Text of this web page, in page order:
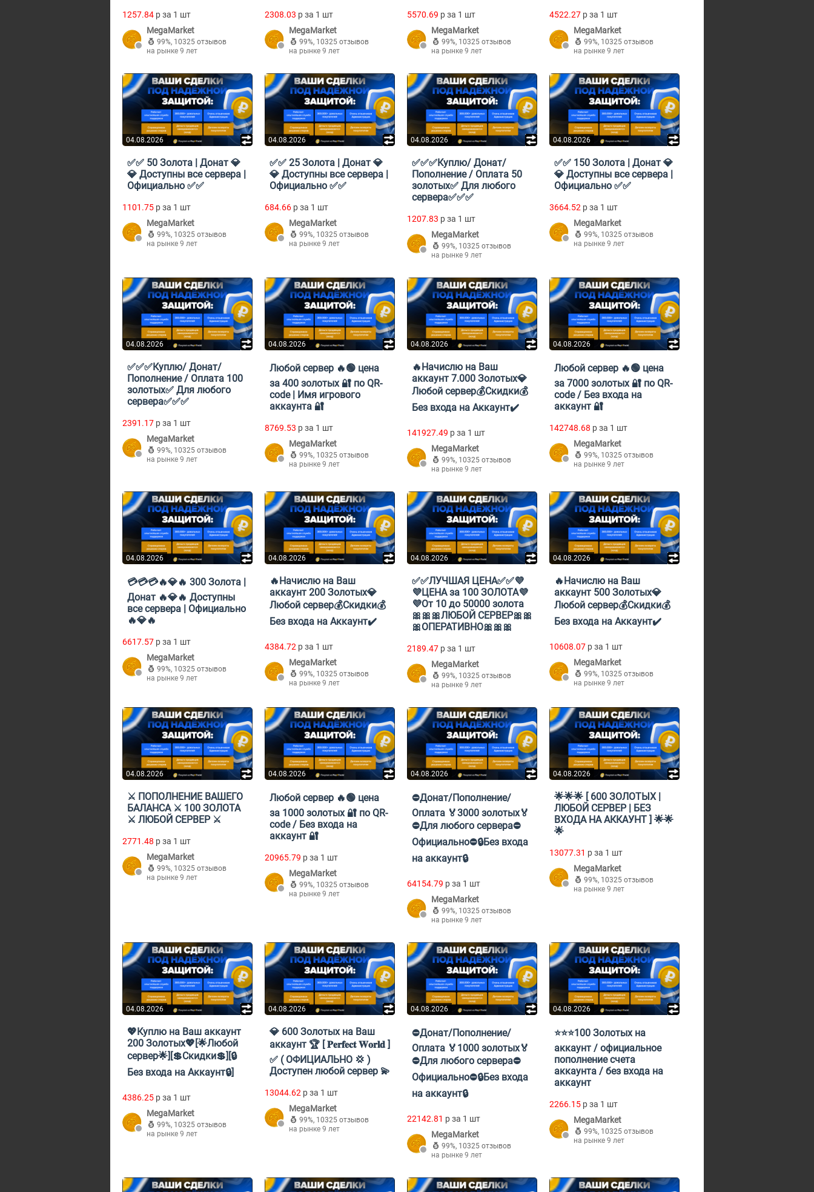
1257.84 p за 1 шт
MegaMarket
99%, 10325 отзывов
на рынке 9 лет
2308.03 p за 1 шт
MegaMarket
99%, 10325 отзывов
на рынке 9 лет
5570.69 p за 1 шт
MegaMarket
99%, 10325 отзывов
на рынке 9 лет
4522.27 p за 1 шт
MegaMarket
99%, 10325 отзывов
на рынке 9 лет
04.08.2026
✅✅ 50 Золота | Донат 💎
💎 Доступны все сервера |
Официально ✅✅
1101.75 p за 1 шт
MegaMarket
99%, 10325 отзывов
на рынке 9 лет
04.08.2026
✅✅ 25 Золота | Донат 💎
💎 Доступны все сервера |
Официально ✅✅
684.66 p за 1 шт
MegaMarket
99%, 10325 отзывов
на рынке 9 лет
04.08.2026
✅✅✅Куплю/ Донат/
Пополнение / Оплата 50
золотых✅ Для любого
сервера✅✅✅
1207.83 p за 1 шт
MegaMarket
99%, 10325 отзывов
на рынке 9 лет
04.08.2026
✅✅ 150 Золота | Донат 💎
💎 Доступны все сервера |
Официально ✅✅
3664.52 p за 1 шт
MegaMarket
99%, 10325 отзывов
на рынке 9 лет
04.08.2026
✅✅✅Куплю/ Донат/
Пополнение / Оплата 100
золотых✅ Для любого
сервера✅✅✅
2391.17 p за 1 шт
MegaMarket
99%, 10325 отзывов
на рынке 9 лет
04.08.2026
Любой сервер 🔥🟢 цена
за 400 золотых 🔐 по QR-
code | Имя игрового
аккаунта 🔐
8769.53 p за 1 шт
MegaMarket
99%, 10325 отзывов
на рынке 9 лет
04.08.2026
🔥Начислю на Ваш
аккаунт 7.000 Золотых💎
Любой сервер💰Скидки💰
Без входа на Аккаунт✔️
141927.49 p за 1 шт
MegaMarket
99%, 10325 отзывов
на рынке 9 лет
04.08.2026
Любой сервер 🔥🟢 цена
за 7000 золотых 🔐 по QR-
code / Без входа на
аккаунт 🔐
142748.68 p за 1 шт
MegaMarket
99%, 10325 отзывов
на рынке 9 лет
04.08.2026
💳💳💳ㅤ🔥💎🔥 300 Золота |
Донат 🔥💎🔥 Доступны
все сервера | Официально
🔥💎🔥
6617.57 p за 1 шт
MegaMarket
99%, 10325 отзывов
на рынке 9 лет
04.08.2026
🔥Начислю на Ваш
аккаунт 200 Золотых💎
Любой сервер💰Скидки💰
Без входа на Аккаунт✔️
4384.72 p за 1 шт
MegaMarket
99%, 10325 отзывов
на рынке 9 лет
04.08.2026
✅✅ЛУЧШАЯ ЦЕНА✅✅💜
💜ЦЕНА за 100 ЗОЛОТА💜
💜От 10 до 50000 золота
🎀🎀🎀ЛЮБОЙ СЕРВЕР🎀🎀
🎀ОПЕРАТИВНО🎀🎀🎀
2189.47 p за 1 шт
MegaMarket
99%, 10325 отзывов
на рынке 9 лет
04.08.2026
🔥Начислю на Ваш
аккаунт 500 Золотых💎
Любой сервер💰Скидки💰
Без входа на Аккаунт✔️
10608.07 p за 1 шт
MegaMarket
99%, 10325 отзывов
на рынке 9 лет
04.08.2026
⚔️ ПОПОЛНЕНИЕ ВАШЕГО
БАЛАНСА ⚔️ 100 ЗОЛОТА
⚔️ ЛЮБОЙ СЕРВЕР ⚔️
2771.48 p за 1 шт
MegaMarket
99%, 10325 отзывов
на рынке 9 лет
04.08.2026
Любой сервер 🔥🟢 цена
за 1000 золотых 🔐 по QR-
code / Без входа на
аккаунт 🔐
20965.79 p за 1 шт
MegaMarket
99%, 10325 отзывов
на рынке 9 лет
04.08.2026
⛔Донат/Пополнение/
Оплата 🏅3000 золотых🏅
⛔Для любого сервера⛔
Официально⛔🔒Без входа
на аккаунт🔒
64154.79 p за 1 шт
MegaMarket
99%, 10325 отзывов
на рынке 9 лет
04.08.2026
🌟🌟🌟 [ 600 ЗОЛОТЫХ |
ЛЮБОЙ СЕРВЕР | БЕЗ
ВХОДА НА АККАУНТ ] 🌟🌟
🌟
13077.31 p за 1 шт
MegaMarket
99%, 10325 отзывов
на рынке 9 лет
04.08.2026
💖Куплю на Ваш аккаунт
200 Золотых💖[🌟Любой
сервер🌟][💲Скидки💲][🔒
Без входа на Аккаунт🔒]
4386.25 p за 1 шт
MegaMarket
99%, 10325 отзывов
на рынке 9 лет
04.08.2026
💎 600 Золотых на Ваш
аккаунт 🏆 [ 𝐏𝐞𝐫𝐟𝐞𝐜𝐭 𝐖𝐨𝐫𝐥𝐝 ]
✅ ( ОФИЦИАЛЬНО 💢 )
Доступен любой сервер 💫
13044.62 p за 1 шт
MegaMarket
99%, 10325 отзывов
на рынке 9 лет
04.08.2026
⛔Донат/Пополнение/
Оплата 🏅1000 золотых🏅
⛔Для любого сервера⛔
Официально⛔🔒Без входа
на аккаунт🔒
22142.81 p за 1 шт
MegaMarket
99%, 10325 отзывов
на рынке 9 лет
04.08.2026
⭐️⭐️⭐️100 Золотых на
аккаунт / официальное
пополнение счета
аккаунта / без входа на
аккаунт
2266.15 p за 1 шт
MegaMarket
99%, 10325 отзывов
на рынке 9 лет